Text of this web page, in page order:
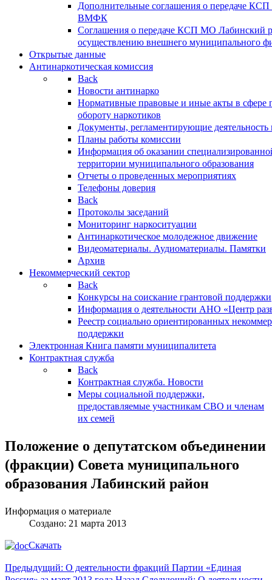
Дополнительные соглашения о передаче
ВМФК
Соглашения о передаче КСП МО Лабинский
осуществлению внешнего муниципального
Открытые данные
Антинаркотическая комиссия
Back
Новости антинарко
Нормативные правовые и иные акты в сфере
обороту наркотиков
Документы, регламентирующие деятельность
Планы работы комиссии
Информация об оказании
территории муниципального образования
Отчеты о проведенных мероприятиях
Телефоны доверия
Back
Протоколы заседаний
Мониторинг наркоситуации
Антинаркотическое молодежное движение
Видеоматериалы. Аудиоматериалы. Памятки
Архив
Некоммерческий сектор
Back
Конкурсы на соискание грантовой поддержки
Информация о деятельности АНО «Центр
Реестр социально ориентированных
поддержки
Электронная Книга памяти муниципалитета
Контрактная служба
Back
Контрактная служба. Новости
Меры социальной поддержки,
предоставляемые участникам СВО и членам
их семей
Положение о депутатском объединении
(фракции) Совета муниципального
образования Лабинский район
Информация о материале
Создано: 21 марта 2013
Скачать
Предыдущий: О деятельности фракций Партии «Единая